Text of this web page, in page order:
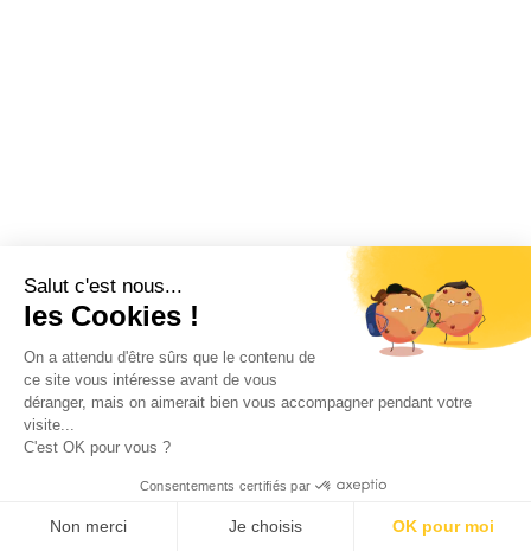
Salut c'est nous...
les Cookies !
On a attendu d'être sûrs que le contenu de
ce site vous intéresse avant de vous
déranger, mais on aimerait bien vous accompagner pendant votre
visite...
C'est OK pour vous ?
Consentements certifiés par
Non merci Je choisis OK pour moi